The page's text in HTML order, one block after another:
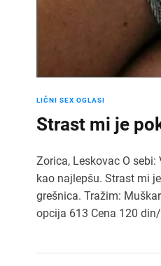
LIČNI SEX OGLASI
Strast mi je
Zorica, Leskovac O
kao najlepšu. Strast mi
grešnica. Tražim:
opcija 613 Cena 120